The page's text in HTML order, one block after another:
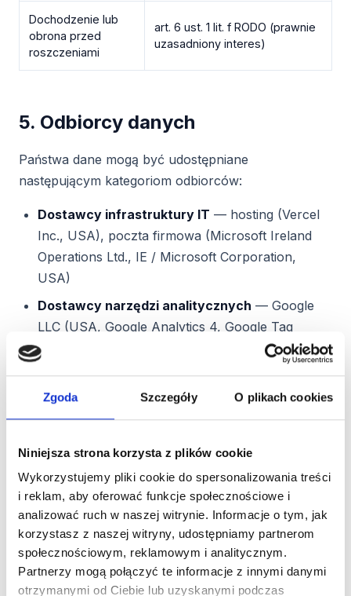
Zgoda Szczegóły O plikach cookies
Niniejsza strona korzysta z plików cookie
Wykorzystujemy pliki cookie do spersonalizowania treści
i reklam, aby oferować funkcje społecznościowe i
analizować ruch w naszej witrynie. Informacje o tym, jak
korzystasz z naszej witryny, udostępniamy partnerom
społecznościowym, reklamowym i analitycznym.
Partnerzy mogą połączyć te informacje z innymi danymi
otrzymanymi od Ciebie lub uzyskanymi podczas
Dochodzenie lub
obrona przed
roszczeniami
art. 6 ust. 1 lit. f RODO (prawnie
uzasadniony interes)
5. Odbiorcy danych
Państwa dane mogą być udostępniane
następującym kategoriom odbiorców:
Dostawcy infrastruktury IT — hosting (Vercel
Inc., USA), poczta firmowa (Microsoft Ireland
Operations Ltd., IE / Microsoft Corporation,
USA)
Dostawcy narzędzi analitycznych — Google
LLC (USA, Google Analytics 4, Google Tag
Manager, Google Search Console), Microsoft
Dostawca platformy zgody
— Cybot A/S /
Usercentrics A/S (Dania)
Operator systemu kaucyjnego
— w zakresie
Innego Punktu Zbierającego (IPZ)
Partnerzy wdrożeniowi i serwisowi— w
zakresie niezbędnym do realizacji wdrożenia
recyklomatu
Doradcy prawni, podatkowi, księgowi— w